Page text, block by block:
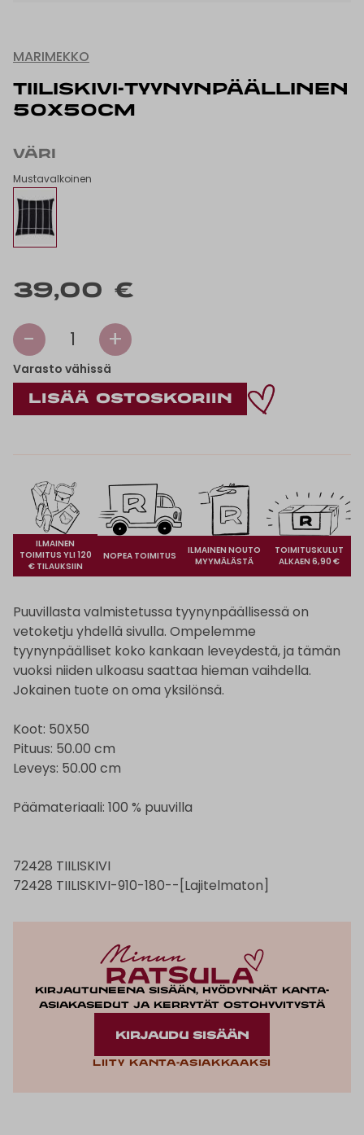
MARIMEKKO
TIILISKIVI-TYYNYNPÄÄLLINEN
50X50CM
VÄRI
Mustavalkoinen
39,00 €
- 1 +
Varasto vähissä
ILMAINEN
TOIMITUS YLI 120
€ TILAUKSIIN
NOPEA TOIMITUS
ILMAINEN NOUTO
MYYMÄLÄSTÄ
TOIMITUSKULUT
ALKAEN 6,90 €
Puuvillasta valmistetussa tyynynpäällisessä on
vetoketju yhdellä sivulla. Ompelemme
tyynynpäälliset koko kankaan leveydestä, ja tämän
vuoksi niiden ulkoasu saattaa hieman vaihdella.
Jokainen tuote on oma yksilönsä.
Koot: 50X50
Pituus: 50.00 cm
Leveys: 50.00 cm
Päämateriaali: 100 % puuvilla
72428 TIILISKIVI
72428 TIILISKIVI-910-180--[Lajitelmaton]
Kirjautuneena sisään, hyödynnät kanta-
asiakasedut ja kerrytät ostohyvitystä
KIRJAUDU SISÄÄN
Liity kanta-asiakkaaksi